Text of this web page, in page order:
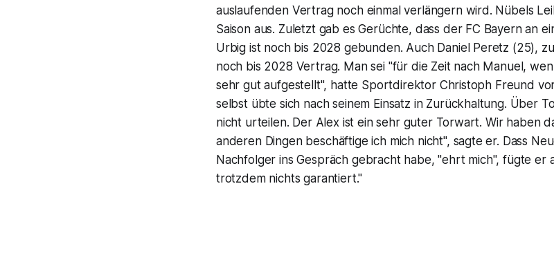
auslaufenden Vertrag noch einmal verlängern wird. Nübels
Saison aus. Zuletzt gab es Gerüchte, dass der FC Bayern an
Urbig ist noch bis 2028 gebunden. Auch Daniel Peretz (25),
noch bis 2028 Vertrag. Man sei "für die Zeit nach Manuel,
sehr gut aufgestellt", hatte Sportdirektor Christoph Freund
selbst übte sich nach seinem Einsatz in Zurückhaltung. Über
nicht urteilen. Der Alex ist ein sehr guter Torwart. Wir haben
anderen Dingen beschäftige ich mich nicht", sagte er. Dass
Nachfolger ins Gespräch gebracht habe, "ehrt mich", fügte er
trotzdem nichts garantiert."